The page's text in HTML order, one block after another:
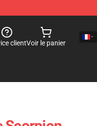
clientVoir le panier